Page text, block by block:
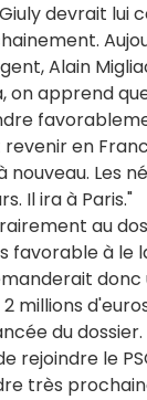
devrait lui
Alain
on apprend
revenir en
Les
Il ira à Paris."
au
favorable à le
donc
millions
du
rejoindre le
très